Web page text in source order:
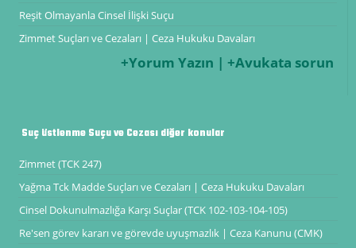
Reşit Olmayanla Cinsel İlişki Suçu
Zimmet Suçları ve Cezaları | Ceza Hukuku Davaları
+Yorum Yazın | +Avukata sorun
Suç üstlenme Suçu ve Cezası diğer konular
Zimmet (TCK 247)
Yağma Tck Madde Suçları ve Cezaları | Ceza Hukuku Davaları
Cinsel Dokunulmazlığa Karşı Suçlar (TCK 102-103-104-105)
Re'sen görev kararı ve görevde uyuşmazlık | Ceza Kanunu (CMK)